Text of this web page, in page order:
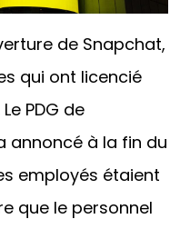
de Snapchat,
qui ont licencié
PDG de
annoncé à la fin du
employés étaient
que le personnel